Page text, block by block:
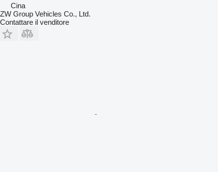
Cina
ZW Group Vehicles Co., Ltd.
Contattare il venditore